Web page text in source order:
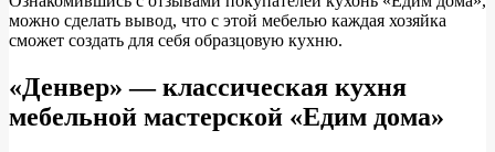
можно сделать вывод, что с этой мебелью каждая хозяйка
сможет создать для себя образцовую кухню.
«Денвер» — классическая кухня
мебельной мастерской «Едим дома»